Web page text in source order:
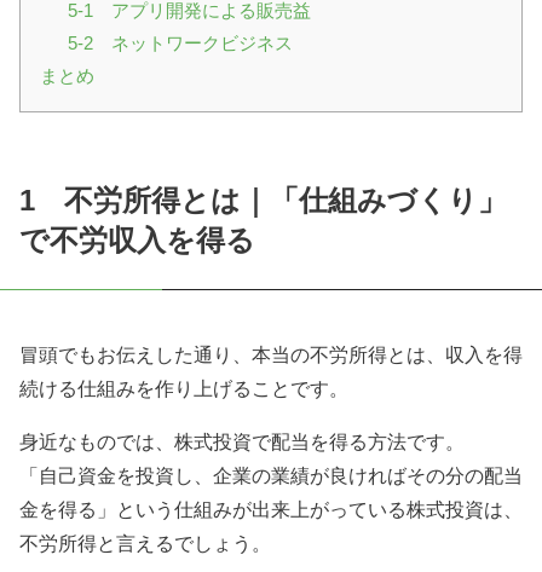
5-1 アプリ開発による販売益
5-2 ネットワークビジネス
まとめ
1 不労所得とは｜「仕組みづくり」
で不労収入を得る
冒頭でもお伝えした通り、本当の不労所得とは、収入を得
続ける仕組みを作り上げることです。
身近なものでは、株式投資で配当を得る方法です。
「自己資金を投資し、企業の業績が良ければその分の配当
金を得る」という仕組みが出来上がっている株式投資は、
不労所得と言えるでしょう。